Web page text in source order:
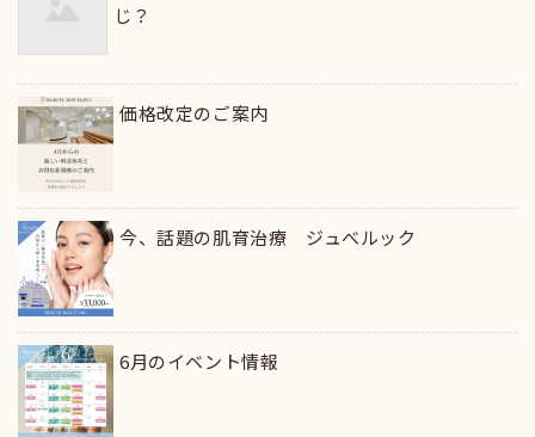
じ？
価格改定のご案内
今、話題の肌育治療 ジュべルック
6月のイベント情報